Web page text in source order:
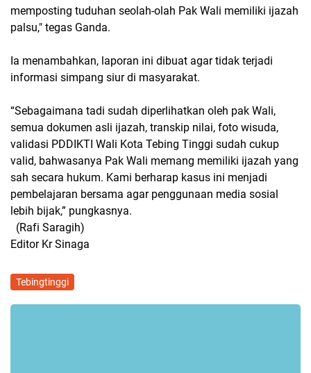
memposting tuduhan seolah-olah Pak Wali memiliki ijazah
palsu," tegas Ganda.
Ia menambahkan, laporan ini dibuat agar tidak terjadi
informasi simpang siur di masyarakat.
“Sebagaimana tadi sudah diperlihatkan oleh pak Wali,
semua dokumen asli ijazah, transkip nilai, foto wisuda,
validasi PDDIKTI Wali Kota Tebing Tinggi sudah cukup
valid, bahwasanya Pak Wali memang memiliki ijazah yang
sah secara hukum. Kami berharap kasus ini menjadi
pembelajaran bersama agar penggunaan media sosial
lebih bijak,” pungkasnya.
(Rafi Saragih)
Editor Kr Sinaga
Tebingtinggi